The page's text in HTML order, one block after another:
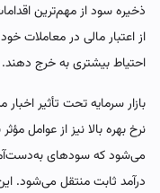
ذخیره سود از مهم‌ترین
از اعتبار مالی در معاملات
احتیاط بیشتری به خرج دهند.
بازار سرمایه تحت تأثیر
نرخ بهره بالا نیز از عوامل
می‌شود که سودهای
درآمد ثابت منتقل می‌شود.